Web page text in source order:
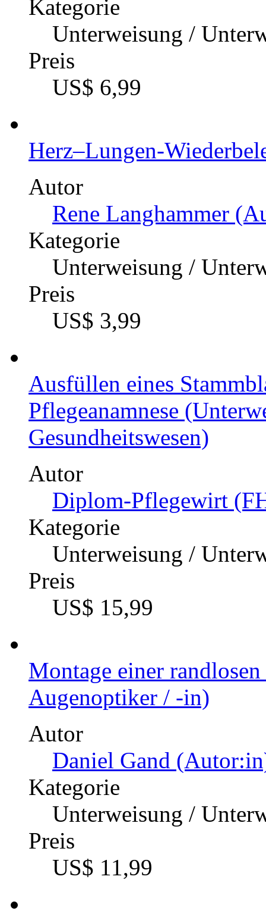
Kategorie
Unterweisung /
Preis
US$ 6,99
Herz–Lungen-
Autor
Rene Langhammer
Kategorie
Unterweisung /
Preis
US$ 3,99
Ausfüllen eines
Pflegeanamnese
Gesundheitswesen)
Autor
Diplom-Pflegewirt
Kategorie
Unterweisung /
Preis
US$ 15,99
Montage einer
Augenoptiker / -in)
Autor
Daniel Gand
Kategorie
Unterweisung /
Preis
US$ 11,99